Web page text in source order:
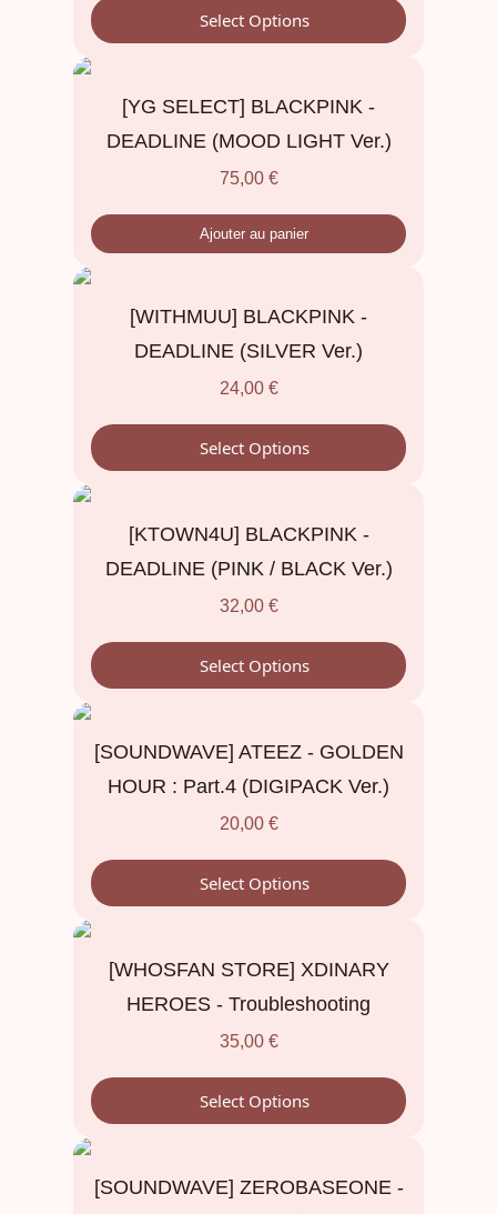
Select Options
[YG SELECT] BLACKPINK -
DEADLINE (MOOD LIGHT Ver.)
75,00 €
Ajouter au panier
[WITHMUU] BLACKPINK -
DEADLINE (SILVER Ver.)
24,00 €
Select Options
[KTOWN4U] BLACKPINK -
DEADLINE (PINK / BLACK Ver.)
32,00 €
Select Options
[SOUNDWAVE] ATEEZ - GOLDEN
HOUR : Part.4 (DIGIPACK Ver.)
20,00 €
Select Options
[WHOSFAN STORE] XDINARY
HEROES - Troubleshooting
35,00 €
Select Options
[SOUNDWAVE] ZEROBASEONE -